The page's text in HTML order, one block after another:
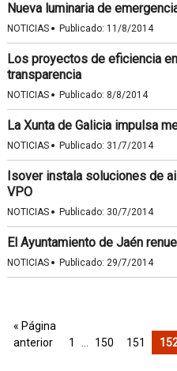
Nueva luminaria de
NOTICIAS · Publicado: 11/8/2014
Los proyectos de eficiencia
transparencia
NOTICIAS · Publicado: 8/8/2014
La Xunta de Galicia impulsa
NOTICIAS · Publicado: 31/7/2014
Isover instala soluciones de
VPO
NOTICIAS · Publicado: 30/7/2014
El Ayuntamiento de Jaén
NOTICIAS · Publicado: 29/7/2014
« Página
anterior
1 150 151